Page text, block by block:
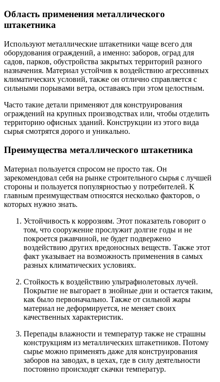
Область применения металлического
штакетника
Используют металлические штакетники чаще всего для
оборудования ограждений, а именно: заборов, оград для
садов, парков, обустройства закрытых территорий разного
назначения. Материал устойчив к воздействию агрессивных
климатических условий, также он отлично справляется с
сильными порывами ветра, оставаясь при этом целостным.
Часто такие детали применяют для конструирования
ограждений на крупных производствах или, чтобы отделить
территорию офисных зданий. Конструкции из этого вида
сырья смотрятся дорого и уникально.
Преимущества металлического штакетника
Материал пользуется спросом не просто так. Он
зарекомендовал себя на рынке строительного сырья с лучшей
стороны и пользуется популярностью у потребителей. К
главным преимуществам относятся несколько факторов, о
которых нужно знать.
Устойчивость к коррозиям. Этот показатель говорит о
том, что сооружение прослужит долгие годы и не
покроется ржавчиной, не будет подвержено
воздействию других вредоносных веществ. Также этот
факт указывает на возможность применения в самых
разных климатических условиях.
Стойкость к воздействию ультрафиолетовых лучей.
Покрытие не выгорает в знойные дни и остается таким,
как было первоначально. Также от сильной жары
материал не деформируется, не меняет своих
качественных характеристик.
Перепады влажности и температур также не страшны
конструкциям из металлических штакетников. Потому
сырье можно применять даже для конструирования
заборов на заводах, в цехах, где в силу деятельности
постоянно происходят скачки температур.